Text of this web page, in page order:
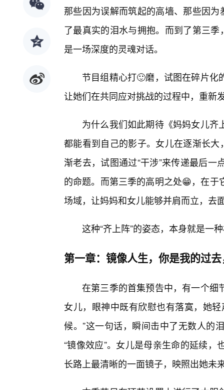
那些因为误解而筑起的高墙、那些因
了最真实的泪水与拥抱。而到了第三
是一场深度的灵魂对话。
节目组精心打🙂磨，试图在碎片
让她们在共同应对挑战的过程中，重新
为什么我们如此期待《妈妈女儿
都能看到自己的影子。女儿在逐渐长
渐老去，试图通过“干涉”来传递最后
的命题。而第三季的高明之处😁，在
场域，让妈妈和女儿能够并肩而立，去
这种“齐上阵”的姿态，本身就是一
第一章：镜像人生，你是我的过
在第三季的首集预告中，有一个细
女儿，眼神中既有欣慰也有落寞，她
候。”这一句话，瞬间击中了无数人的
“镜像效应”。女儿是母亲生命的延续
长路上最清晰的一面镜子，映照出她未